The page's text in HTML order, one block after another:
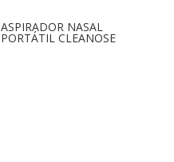
ASPIRADOR NASAL
PORTÁTIL CLEANOSE